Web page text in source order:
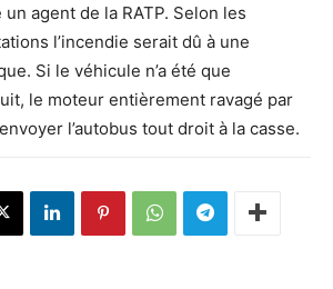
un agent de la RATP. Selon les
l’incendie serait dû à une
Si le véhicule n’a été que
le moteur entièrement ravagé par
l’autobus tout droit à la casse.